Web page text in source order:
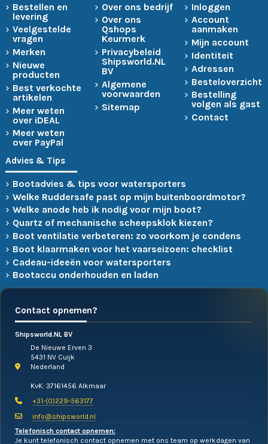
Bestellen en
levering
Veelgestelde
vragen
Merken
Nieuwe
producten
Best verkochte
artikelen
Meer weten
over iDEAL
Meer weten
over PayPal
Over ons bedrijf
Over ons
Qshops
Keurmerk
Privacybeleid
Shipsworld.NL
BV
Algemene
voorwaarden
Sitemap
Inloggen
Account
aanmaken
Mijn account
Identiteit
Adressen
Besteloverzicht
Bestelling
volgen als gast
Contact
Advies & Tips
Bootadvies & tips voor watersporters
Welke Ruddersafe past op mijn buitenboordmotor?
Welke anode heb ik nodig voor mijn boot?
Quartz of mechanische scheepsklok kiezen?
Boot ventilatie verbeteren: zo voorkom je condens
Boot klaarmaken voor het vaarseizoen: checklist
Cadeau-ideeën voor watersporters
Bootaccu onderhouden en laden
Contact opnemen?
Shipsworld.NL BV
De Nieuwe Erven 3
5431 NV Cuijk
Nederland
KvK: 37161456 Alkmaar
+31-(0)229-563177
info@shipsworld.nl
Telefonisch contact opnemen:
Je kunt telefonisch contact opnemen met ons team op werkdagen van